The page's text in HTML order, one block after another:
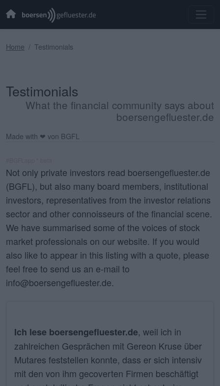
Home Testimonials
Testimonials
What the financial community says about
boersengefluester.de
Made with ❤ von BGFL
Not only private investors read boersengefluester.de
(BGFL), but also many board members, institutional
investors, representatives from the investor relations
sector and other connoisseurs of the financial scene.
We have summarised some of the voices of stock
market professionals on our website. If you would
also like to appear in this listing with a quote, please
feel free to send us an e-mail to
info@boersengefluester.de.
Ich lese boersengefluester.de, weil ich in
zahlreichen Gesprächen mit Gereon Kruse über
Mutares feststellen konnte, dass er sich intensiv
mit den von ihm gecoverten Firmen beschäftigt